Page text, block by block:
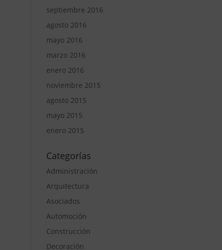
septiembre 2016
agosto 2016
mayo 2016
marzo 2016
enero 2016
noviembre 2015
agosto 2015
mayo 2015
enero 2015
Categorías
Administración
Arquitectura
Asociados
Automoción
Construcción
Decoración